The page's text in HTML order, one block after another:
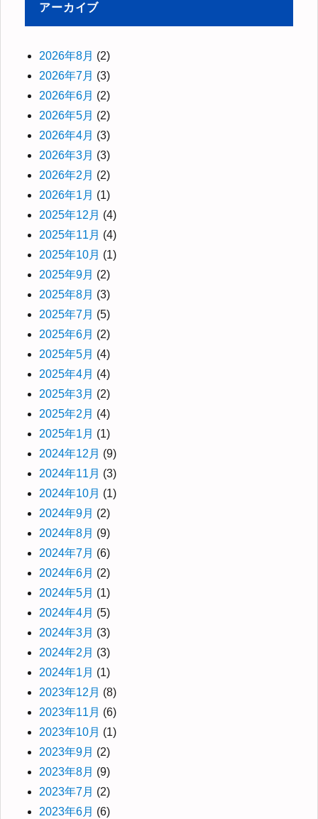
アーカイブ
2026年8月 (2)
2026年7月 (3)
2026年6月 (2)
2026年5月 (2)
2026年4月 (3)
2026年3月 (3)
2026年2月 (2)
2026年1月 (1)
2025年12月 (4)
2025年11月 (4)
2025年10月 (1)
2025年9月 (2)
2025年8月 (3)
2025年7月 (5)
2025年6月 (2)
2025年5月 (4)
2025年4月 (4)
2025年3月 (2)
2025年2月 (4)
2025年1月 (1)
2024年12月 (9)
2024年11月 (3)
2024年10月 (1)
2024年9月 (2)
2024年8月 (9)
2024年7月 (6)
2024年6月 (2)
2024年5月 (1)
2024年4月 (5)
2024年3月 (3)
2024年2月 (3)
2024年1月 (1)
2023年12月 (8)
2023年11月 (6)
2023年10月 (1)
2023年9月 (2)
2023年8月 (9)
2023年7月 (2)
2023年6月 (6)